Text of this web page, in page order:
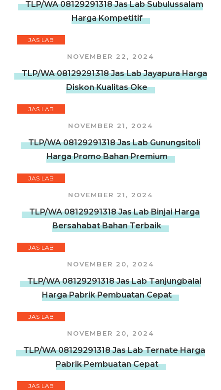
TLP/WA 08129291318 Jas Lab Subulussalam
Harga Kompetitif
JAS LAB
NOVEMBER 22, 2024
TLP/WA 08129291318 Jas Lab Jayapura Harga
Diskon Kualitas Oke
JAS LAB
NOVEMBER 21, 2024
TLP/WA 08129291318 Jas Lab Gunungsitoli
Harga Promo Bahan Premium
JAS LAB
NOVEMBER 21, 2024
TLP/WA 08129291318 Jas Lab Binjai Harga
Bersahabat Bahan Terbaik
JAS LAB
NOVEMBER 20, 2024
TLP/WA 08129291318 Jas Lab Tanjungbalai
Harga Pabrik Pembuatan Cepat
JAS LAB
NOVEMBER 20, 2024
TLP/WA 08129291318 Jas Lab Ternate Harga
Pabrik Pembuatan Cepat
JAS LAB